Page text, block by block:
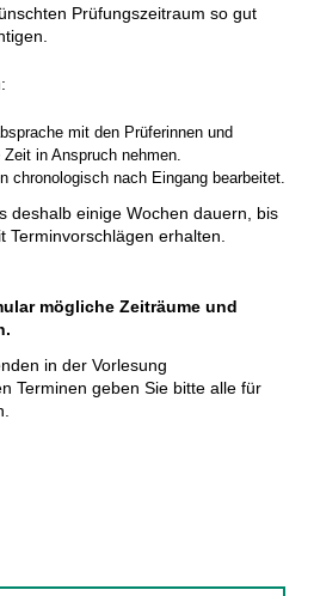
Prüfungszeitraum so gut
mit den Prüferinnen und
Zeit in Anspruch nehmen.
chronologisch nach Eingang bearbeitet.
deshalb einige Wochen dauern, bis
Terminvorschlägen erhalten.
mögliche Zeiträume und
in der Vorlesung
Terminen geben Sie bitte alle für